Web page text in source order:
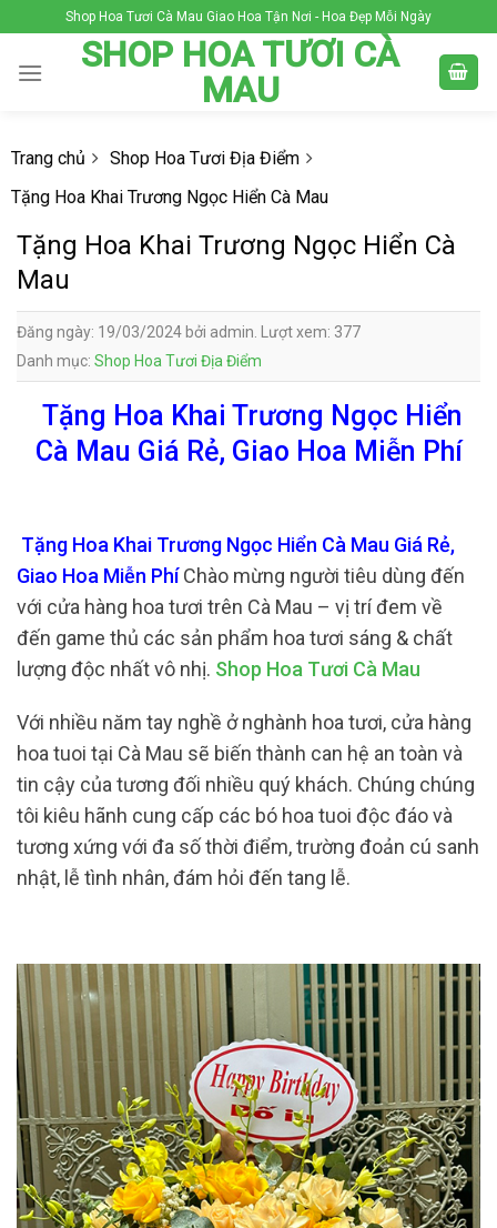
to
content
Shop Hoa Tươi Cà Mau Giao Hoa Tận Nơi - Hoa Đẹp Mỗi Ngày
SHOP HOA TƯƠI CÀ
MAU
Trang chủ
Shop Hoa Tươi Địa Điểm
Tặng Hoa Khai Trương Ngọc Hiển Cà Mau
Tặng Hoa Khai Trương Ngọc Hiển Cà
Mau
Đăng ngày: 19/03/2024 bởi admin. Lượt xem: 377
Danh mục: Shop Hoa Tươi Địa Điểm
Tặng Hoa Khai Trương Ngọc Hiển
Cà Mau Giá Rẻ, Giao Hoa Miễn Phí
Tặng Hoa Khai Trương Ngọc Hiển Cà Mau Giá Rẻ,
Giao Hoa Miễn PhíChào mừng người tiêu dùng đến
với cửa hàng hoa tươi trên Cà Mau – vị trí đem về
đến game thủ các sản phẩm hoa tươi sáng & chất
lượng độc nhất vô nhị. Shop Hoa Tươi Cà Mau
Với nhiều năm tay nghề ở nghành hoa tươi, cửa hàng
hoa tuoi tại Cà Mau sẽ biến thành can hệ an toàn và
tin cậy của tương đối nhiều quý khách. Chúng chúng
tôi kiêu hãnh cung cấp các bó hoa tuoi độc đáo và
tương xứng với đa số thời điểm, trường đoản cú sanh
nhật, lễ tình nhân, đám hỏi đến tang lễ.